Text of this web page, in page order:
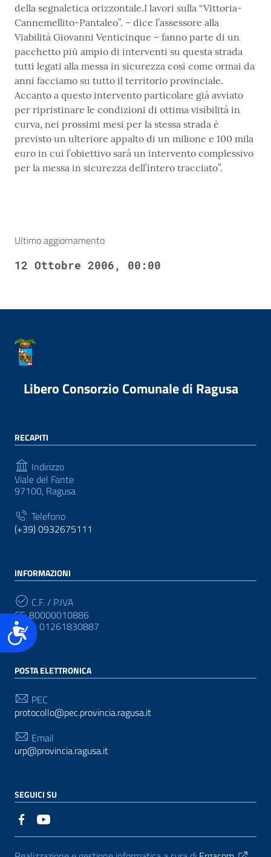
Accessibilità
della segnaletica orizzontale.I lavori sulla “Vittoria-
Cannemellito-Pantaleo”. – dice l’assessore alla
Viabilità Giovanni Venticinque – fanno parte di un
pacchetto più ampio di interventi su questa strada
tutti legati alla messa in sicurezza così come ormai da
anni facciamo su tutto il territorio provinciale.
Accanto a questo intervento particolare già avviato
per ripristinare le condizioni di ottima visibilità in
curva, nei prossimi mesi per la stessa strada è
previsto un ulteriore appalto di un milione e 100 mila
euro in cui l’obiettivo sarà un intervento complessivo
per la messa in sicurezza dell’intero tracciato”.
Ultimo aggiornamento
12 Ottobre 2006, 00:00
Libero Consorzio Comunale di Ragusa
RECAPITI
Indirizzo
Viale del Fante
97100, Ragusa
Telefono
(+39) 0932675111
INFORMAZIONI
C.F. / P.IVA
CF: 80000010886
P.IVA: 01261830887
POSTA ELETTRONICA
PEC
protocollo@pec.provincia.ragusa.it
Email
urp@provincia.ragusa.it
SEGUICI SU